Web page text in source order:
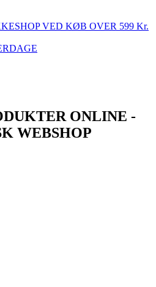
VED KØB OVER 599 Kr.
ONLINE -
WEBSHOP